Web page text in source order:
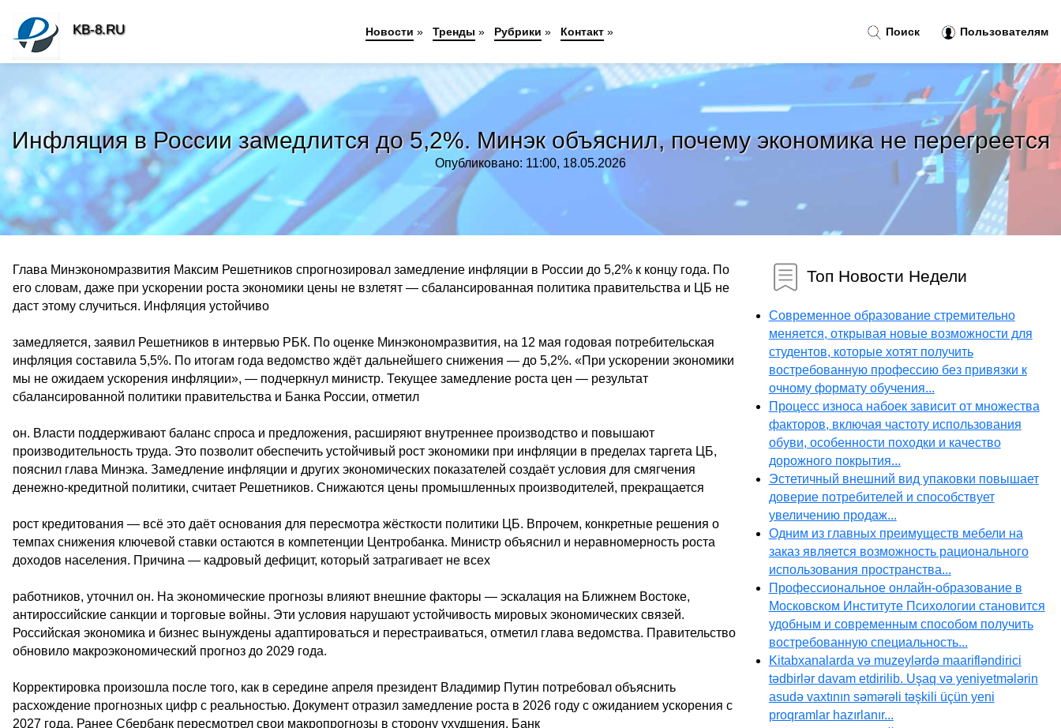
Инфляция в России замедлится до 5,2%. Минэк объяснил, почему экономика не перегреется
Опубликовано: 11:00, 18.05.2026
Глава Минэкономразвития Максим Решетников спрогнозировал замедление инфляции в России до 5,2% к концу года. По
его словам, даже при ускорении роста экономики цены не взлетят — сбалансированная политика правительства и ЦБ не
даст этому случиться. Инфляция устойчиво
замедляется, заявил Решетников в интервью РБК. По оценке Минэкономразвития, на 12 мая годовая потребительская
инфляция составила 5,5%. По итогам года ведомство ждёт дальнейшего снижения — до 5,2%. «При ускорении экономики
мы не ожидаем ускорения инфляции», — подчеркнул министр. Текущее замедление роста цен — результат
сбалансированной политики правительства и Банка России, отметил
он. Власти поддерживают баланс спроса и предложения, расширяют внутреннее производство и повышают
производительность труда. Это позволит обеспечить устойчивый рост экономики при инфляции в пределах таргета ЦБ,
пояснил глава Минэка. Замедление инфляции и других экономических показателей создаёт условия для смягчения
денежно-кредитной политики, считает Решетников. Снижаются цены промышленных производителей, прекращается
рост кредитования — всё это даёт основания для пересмотра жёсткости политики ЦБ. Впрочем, конкретные решения о
темпах снижения ключевой ставки остаются в компетенции Центробанка. Министр объяснил и неравномерность роста
доходов населения. Причина — кадровый дефицит, который затрагивает не всех
работников, уточнил он. На экономические прогнозы влияют внешние факторы — эскалация на Ближнем Востоке,
антироссийские санкции и торговые войны. Эти условия нарушают устойчивость мировых экономических связей.
Российская экономика и бизнес вынуждены адаптироваться и перестраиваться, отметил глава ведомства. Правительство
обновило макроэкономический прогноз до 2029 года.
Корректировка произошла после того, как в середине апреля президент Владимир Путин потребовал объяснить
расхождение прогнозных цифр с реальностью. Документ отразил замедление роста в 2026 году с ожиданием ускорения с
2027 года. Ранее Сбербанк пересмотрел свои макропрогнозы в сторону ухудшения. Банк
Топ Новости Недели
Современное образование стремительно
меняется, открывая новые возможности для
студентов, которые хотят получить
востребованную профессию без привязки к
очному формату обучения...
Процесс износа набоек зависит от множества
факторов, включая частоту использования
обуви, особенности походки и качество
дорожного покрытия...
Эстетичный внешний вид упаковки повышает
доверие потребителей и способствует
увеличению продаж...
Одним из главных преимуществ мебели на
заказ является возможность рационального
использования пространства...
Профессиональное онлайн-образование в
Московском Институте Психологии становится
удобным и современным способом получить
востребованную специальность...
Kitabxanalarda və muzeylərdə maarifləndirici
tədbirlər davam etdirilib. Uşaq və yeniyetmələrin
asudə vaxtının səmərəli təşkili üçün yeni
proqramlar hazırlanır...
Поиск Пользователям
KB-8.RU Новости » Тренды » Рубрики » Контакт »